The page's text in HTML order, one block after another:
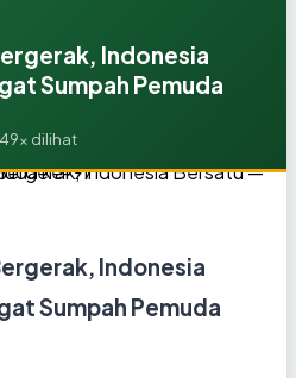
Indonesia
Sumpah Pemuda
dilihat
Indonesia
Sumpah Pemuda